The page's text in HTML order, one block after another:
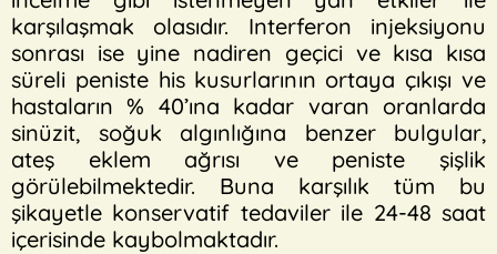
karşılaşmak olasıdır. Interferon injeksiyonu
sonrası ise yine nadiren geçici ve kısa kısa
süreli peniste his kusurlarının ortaya çıkışı ve
hastaların % 40’ına kadar varan oranlarda
sinüzit, soğuk algınlığına benzer bulgular,
ateş eklem ağrısı ve peniste şişlik
görülebilmektedir. Buna karşılık tüm bu
şikayetle konservatif tedaviler ile 24-48 saat
içerisinde kaybolmaktadır.